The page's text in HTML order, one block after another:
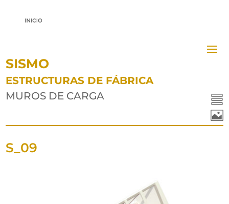
SISMO
ESTRUCTURAS DE FÁBRICA
MUROS DE CARGA


S_09